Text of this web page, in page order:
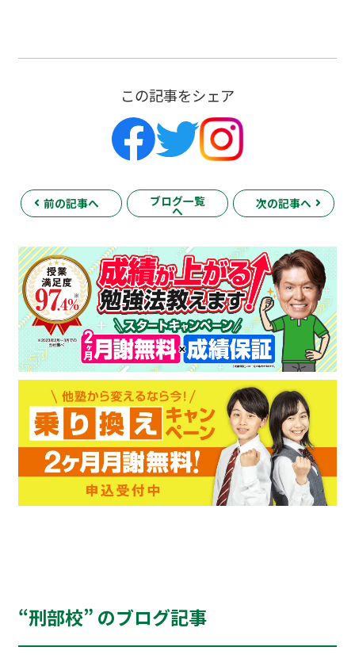
この記事をシェア
前の記事へ ブログ一覧
へ
次の記事へ
“刑部校” のブログ記事